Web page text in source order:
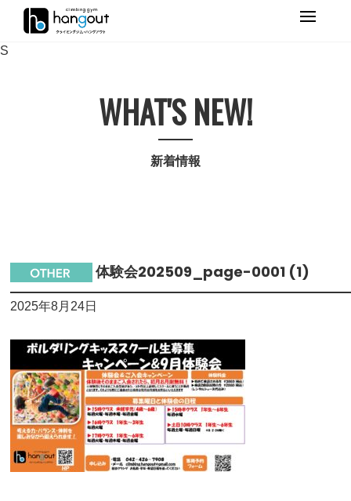
Primary
S
WHAT'S NEW!
新着情報
体験会202509_page-0001 (1)
2025年8月24日